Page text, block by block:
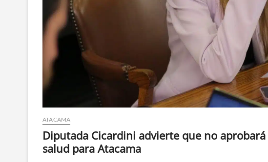
ATACAMA
Diputada Cicardini advierte que no
salud para Atacama